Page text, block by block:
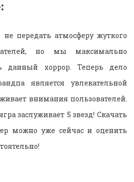
передать атмосферу жуткого
но мы максимально
данный хоррор. Теперь дело
является увлекательной
внимания пользователей.
заслуживает 5 звезд! Скачать
можно уже сейчас и оценить